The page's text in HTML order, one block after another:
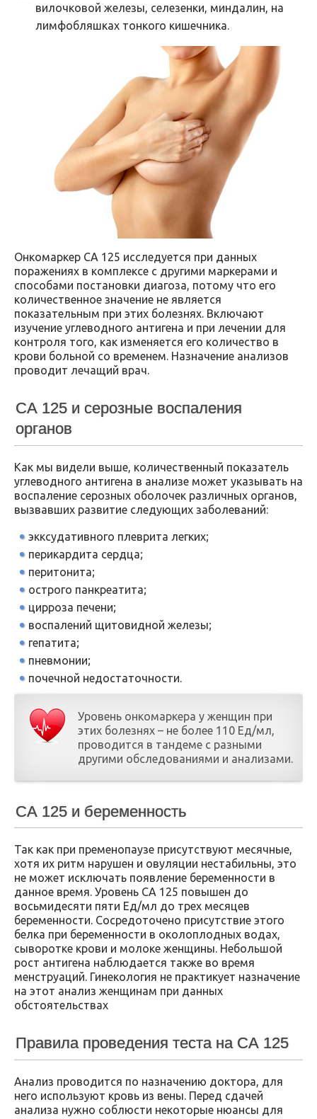
вилочковой железы, селезенки, миндалин, на
лимфобляшках тонкого кишечника.
Онкомаркер СА 125 исследуется при данных
поражениях в комплексе с другими маркерами и
способами постановки диагоза, потому что его
количественное значение не является
показательным при этих болезнях. Включают
изучение углеводного антигена и при лечении для
контроля того, как изменяется его количество в
крови больной со временем. Назначение анализов
проводит лечащий врач.
СА 125 и серозные воспаления
органов
Как мы видели выше, количественный показатель
углеводного антигена в анализе может указывать на
воспаление серозных оболочек различных органов,
вызвавших развитие следующих заболеваний:
экксудативного плеврита легких;
перикардита сердца;
перитонита;
острого панкреатита;
цирроза печени;
воспалений щитовидной железы;
гепатита;
пневмонии;
почечной недостаточности.
Уровень онкомаркера у женщин при
этих болезнях – не более 110 Ед/мл,
проводится в тандеме с разными
другими обследованиями и анализами.
СА 125 и беременность
Так как при пременопаузе присутствуют месячные,
хотя их ритм нарушен и овуляции нестабильны, это
не может исключать появление беременности в
данное время. Уровень СА 125 повышен до
восьмидесяти пяти Ед/мл до трех месяцев
беременности. Сосредоточено присутствие этого
белка при беременности в околоплодных водах,
сыворотке крови и молоке женщины. Небольшой
рост антигена наблюдается также во время
менструаций. Гинекология не практикует назначение
на этот анализ женщинам при данных
обстоятельствах
Правила проведения теста на СА 125
Анализ проводится по назначению доктора, для
него используют кровь из вены. Перед сдачей
анализа нужно соблюсти некоторые нюансы для